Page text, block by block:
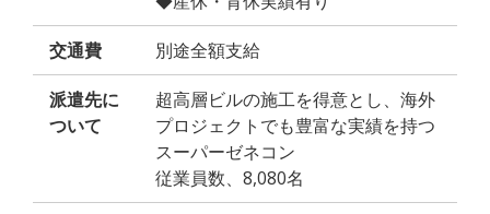
交通費 別途全額支給
派遣先に
ついて
超高層ビルの施工を得意とし、海外
プロジェクトでも豊富な実績を持つ
スーパーゼネコン
従業員数、8,080名